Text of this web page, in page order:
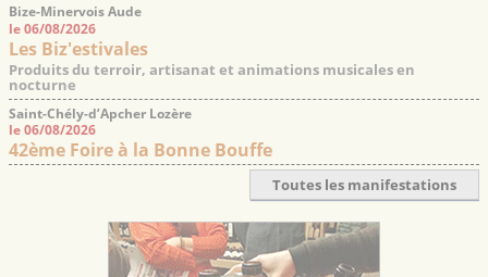
Bize-Minervois Aude
le 06/08/2026
Les Biz'estivales
Produits du terroir, artisanat et animations musicales en
nocturne
Saint-Chély-d’Apcher Lozère
le 06/08/2026
42ème Foire à la Bonne Bouffe
Toutes les manifestations